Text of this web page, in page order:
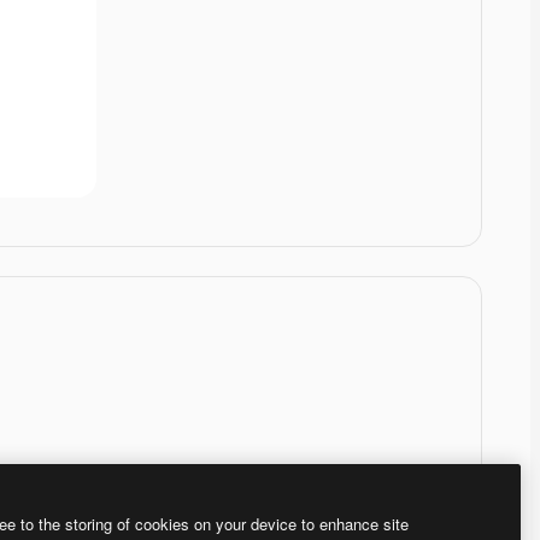
to the storing of cookies on your device to enhance site